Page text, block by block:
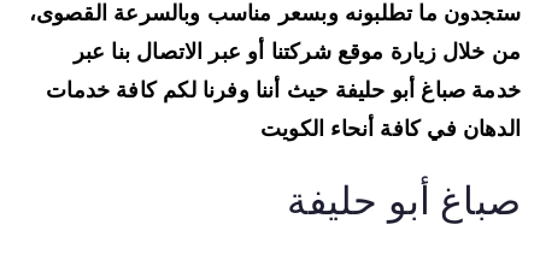
ما تطلبونه وبسعر مناسب وبالسرعة القصوى،
خلال زيارة موقع شركتنا أو عبر الاتصال بنا عبر
صباغ أبو حليفة حيث أننا وفرنا لكم كافة خدمات
في كافة أنحاء الكويت
أبو حليفة